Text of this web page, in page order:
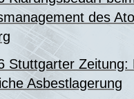
des
Stuttgarter Zeitung:
Asbestlagerung